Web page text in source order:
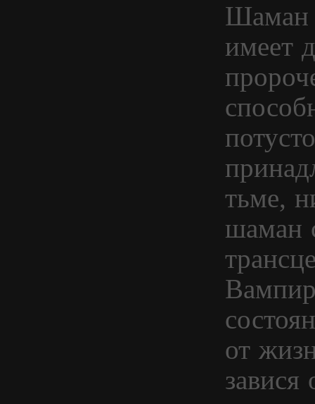
Шаман
имеет
тьме,
шаман
от
завися